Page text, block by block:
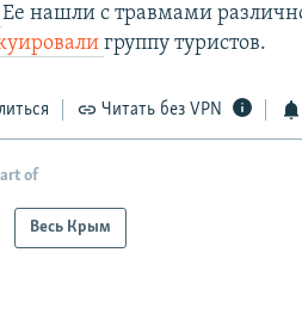
Ее нашли с травмами
группу туристов.
Читать без VPN
of
Весь Крым